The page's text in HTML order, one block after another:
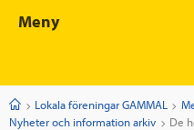
Meny
StartLokala föreningar GAMMAL
Nyheter och information arkiv
De